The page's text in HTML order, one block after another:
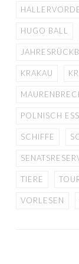
HUGO BALL
KRAKAU
POLNISCH
SCHIFFE
TIERE
VORLESEN